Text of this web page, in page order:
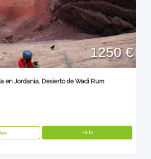
1250 €
en Jordania. Desierto de Wadi Rum
+info